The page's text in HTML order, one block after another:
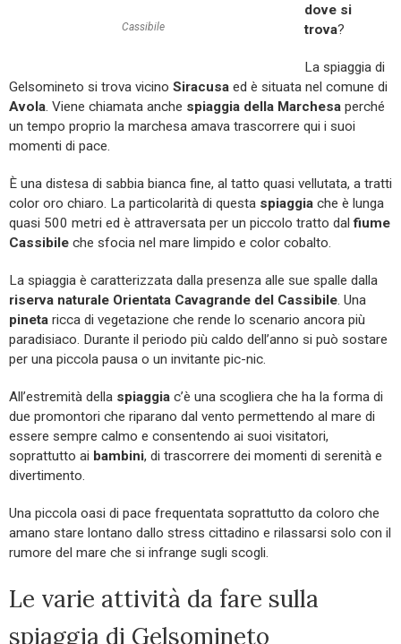
Cassibile
dove si
trova?
La spiaggia di
Gelsomineto si trova vicino Siracusa ed è situata nel comune di
Avola. Viene chiamata anche spiaggia della Marchesa perché
un tempo proprio la marchesa amava trascorrere qui i suoi
momenti di pace.
È una distesa di sabbia bianca fine, al tatto quasi vellutata, a tratti
color oro chiaro. La particolarità di questa spiaggia che è lunga
quasi 500 metri ed è attraversata per un piccolo tratto dalfiume
Cassibile che sfocia nel mare limpido e color cobalto.
La spiaggia è caratterizzata dalla presenza alle sue spalle dalla
riserva naturale Orientata Cavagrande del Cassibile. Una
pineta ricca di vegetazione che rende lo scenario ancora più
paradisiaco. Durante il periodo più caldo dell’anno si può sostare
per una piccola pausa o un invitante pic-nic.
All’estremità della spiaggia c’è una scogliera che ha la forma di
due promontori che riparano dal vento permettendo al mare di
essere sempre calmo e consentendo ai suoi visitatori,
soprattutto ai bambini, di trascorrere dei momenti di serenità e
divertimento.
Una piccola oasi di pace frequentata soprattutto da coloro che
amano stare lontano dallo stress cittadino e rilassarsi solo con il
rumore del mare che si infrange sugli scogli.
Le varie attività da fare sulla
spiaggia di Gelsomineto